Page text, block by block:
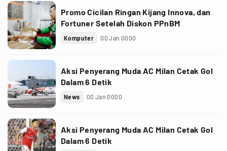
Promo Cicilan Ringan Kijang Innova, dan
Fortuner Setelah Diskon PPnBM
Komputer 00 Jan 0000
Aksi Penyerang Muda AC Milan Cetak Gol
Dalam 6 Detik
News 00 Jan 0000
Aksi Penyerang Muda AC Milan Cetak Gol
Dalam 6 Detik